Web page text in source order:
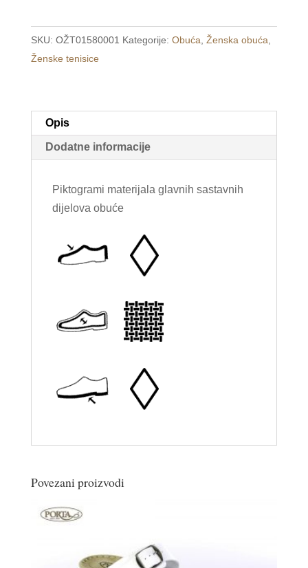
na
čičak
bijele
SKU: OŽT01580001 Kategorije: Obuća Ženska obuća
Ženske tenisice
Opis
Dodatne informacije
Piktogrami materijala glavnih sastavnih
dijelova obuće
Povezani proizvodi